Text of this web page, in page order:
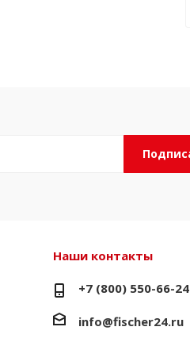
Наши контакты
+7 (800) 550-66-24
info@fischer24.ru